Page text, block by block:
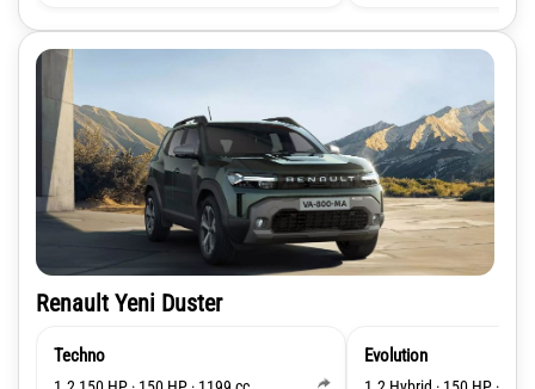
Renault Yeni Duster
Techno Evolution